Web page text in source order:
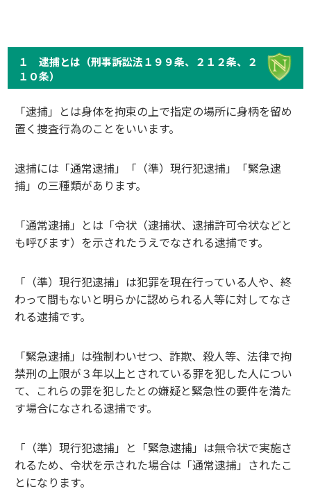
１ 逮捕とは（刑事訴訟法１９９条、２１２条、２
１０条）
「逮捕」とは身体を拘束の上で指定の場所に身柄を留め
置く捜査行為のことをいいます。
逮捕には「通常逮捕」「（準）現行犯逮捕」「緊急逮
捕」の三種類があります。
「通常逮捕」とは「令状（逮捕状、逮捕許可令状などと
も呼びます）を示されたうえでなされる逮捕です。
「（準）現行犯逮捕」は犯罪を現在行っている人や、終
わって間もないと明らかに認められる人等に対してなさ
れる逮捕です。
「緊急逮捕」は強制わいせつ、詐欺、殺人等、法律で拘
禁刑の上限が３年以上とされている罪を犯した人につい
て、これらの罪を犯したとの嫌疑と緊急性の要件を満た
す場合になされる逮捕です。
「（準）現行犯逮捕」と「緊急逮捕」は無令状で実施さ
れるため、令状を示された場合は「通常逮捕」されたこ
とになります。